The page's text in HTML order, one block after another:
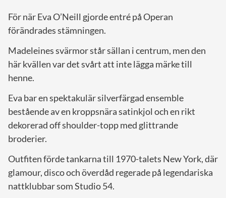
För när Eva O’Neill gjorde entré på Operan
förändrades stämningen.
Madeleines svärmor står sällan i centrum, men den
här kvällen var det svårt att inte lägga märke till
henne.
Eva bar en spektakulär silverfärgad ensemble
bestående av en kroppsnära satinkjol och en rikt
dekorerad off shoulder-topp med glittrande
broderier.
Outfiten förde tankarna till 1970-talets New York, där
glamour, disco och överdåd regerade på legendariska
nattklubbar som Studio 54.